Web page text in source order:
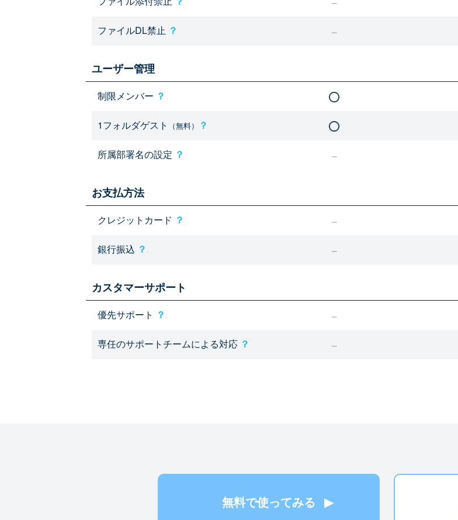
ファイルDL禁止 ？
ユーザー管理
制限メンバー ？
1フォルダゲスト （無料） ？
所属部署名の設定 ？
お支払方法
クレジットカード ？
銀行振込 ？
カスタマーサポート
優先サポート ？
専任のサポートチームによる対応 ？
無料で使ってみる